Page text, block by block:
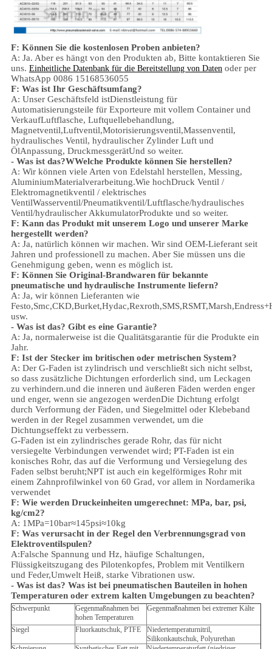
F: Können Sie die kostenlosen Proben anbieten?
A: Ja. Aber es hängt von den Produkten ab, Bitte kontaktieren Sie
uns. Einheitliche Datenbank für die Bereitstellung von Daten oder per
WhatsApp 0086 15168536055
F: Was ist Ihr Geschäftsumfang?
A: Unser Geschäftsfeld istDienstleistung für
Automatisierungsteile für Exporteure mit vollem Container und
VerkaufLuftflasche, Luftquellebehandlung,
Magnetventil,Luftventil,Motorisierungsventil,Massenventil,
hydraulisches Ventil, hydraulischer Zylinder Luft und
ÖlAnpassung, DruckmessgerätUnd so weiter.
- Was ist das?WWelche Produkte können Sie herstellen?
A: Wir können viele Arten von Edelstahl herstellen, Messing,
AluminiumMaterialverarbeitung.Wie hochDruck Ventil /
Elektromagnetikventil / elektrisches
VentilWasserventil/Pneumatikventil/Luftflasche/hydraulisches
Ventil/hydraulischer AkkumulatorProdukte und so weiter.
F: Kann das Produkt mit unserem Logo und unserer Marke
hergestellt werden?
A: Ja, natürlich können wir machen. Wir sind OEM-Lieferant seit
Jahren und professionell zu machen. Aber Sie müssen uns die
Genehmigung geben, wenn es möglich ist.
F: Können Sie Original-Brandwaren für bekannte
pneumatische und hydraulische Instrumente liefern?
A: Ja, wir können Lieferanten wie
usw.
- Was ist das? Gibt es eine Garantie?
A: Ja, normalerweise ist die Qualitätsgarantie für die Produkte ein
Jahr.
F: Ist der Stecker im britischen oder metrischen System?
A: Der G-Faden ist zylindrisch und verschließt sich nicht selbst,
so dass zusätzliche Dichtungen erforderlich sind, um Leckagen
zu verhindern.und die inneren und äußeren Fäden werden enger
und enger, wenn sie angezogen werdenDie Dichtung erfolgt
durch Verformung der Fäden, und Siegelmittel oder Klebeband
werden in der Regel zusammen verwendet, um die
Dichtungseffekt zu verbessern.
G-Faden ist ein zylindrisches gerade Rohr, das für nicht
versiegelte Verbindungen verwendet wird; PT-Faden ist ein
konisches Rohr, das auf die Verformung und Versiegelung des
Faden selbst beruht;NPT ist auch ein kegelförmiges Rohr mit
einem Zahnprofilwinkel von 60 Grad, vor allem in Nordamerika
verwendet
F: Wie werden Druckeinheiten umgerechnet: MPa, bar, psi,
kg/cm2?
A: 1MPa=10bar≈145psi≈10kg
F: Was verursacht in der Regel den Verbrennungsgrad von
Elektroventilspulen?
A:Falsche Spannung und Hz, häufige Schaltungen,
Flüssigkeitszugang des Pilotenkopfes, Problem mit Ventilkern
und Feder,Umwelt Heiß, starke Vibrationen usw.
- Was ist das? Was ist bei pneumatischen Bauteilen in hohen
Temperaturen oder extrem kalten Umgebungen zu beachten?
Schwerpunkt
Gegenmaßnahmen bei
hohen Temperaturen
Gegenmaßnahmen bei extremer Kälte
Siegel Fluorkautschuk, PTFE
Niedertemperaturnitril,
Silikonkautschuk, Polyurethan